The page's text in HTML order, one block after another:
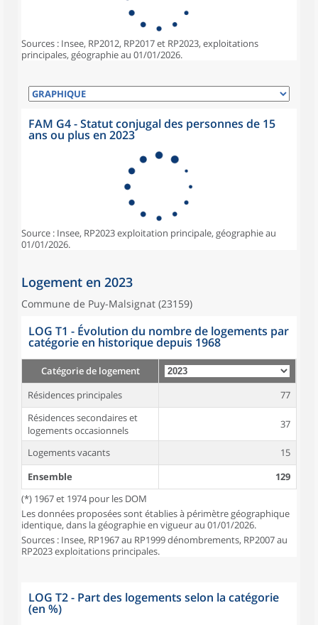
Sources : Insee, RP2012, RP2017 et RP2023, exploitations
principales, géographie au 01/01/2026.
FAM G4 - Statut conjugal des personnes de 15
ans ou plus en 2023
Source : Insee, RP2023 exploitation principale, géographie au
01/01/2026.
Logement en 2023
Commune de Puy-Malsignat (23159)
LOG T1 - Évolution du nombre de logements par
catégorie en historique depuis 1968
Catégorie de logement
Résidences principales
77
Résidences secondaires et
logements occasionnels
37
Logements vacants
15
Ensemble
129
(*) 1967 et 1974 pour les DOM
Les données proposées sont établies à périmètre géographique
identique, dans la géographie en vigueur au 01/01/2026.
Sources : Insee, RP1967 au RP1999 dénombrements, RP2007 au
RP2023 exploitations principales.
LOG T2 - Part des logements selon la catégorie
(en %)